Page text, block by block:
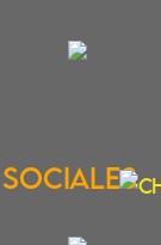
Sociales